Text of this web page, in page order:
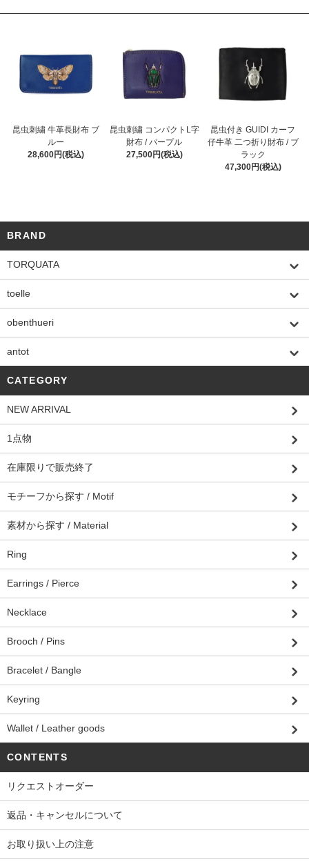
昆虫刺繍 牛革長財布 ブ
ルー
28,600円(税込)
昆虫刺繍 コンパクトL字
財布 / パープル
27,500円(税込)
昆虫付き GUIDI カーフ
仔牛革 二つ折り財布 / ブ
ラック
47,300円(税込)
BRAND
TORQUATA
toelle
obenthueri
antot
CATEGORY
NEW ARRIVAL
1点物
在庫限りで販売終了
モチーフから探す / Motif
素材から探す / Material
Ring
Earrings / Pierce
Necklace
Brooch / Pins
Bracelet / Bangle
Keyring
Wallet / Leather goods
CONTENTS
リクエストオーダー
返品・キャンセルについて
お取り扱い上の注意